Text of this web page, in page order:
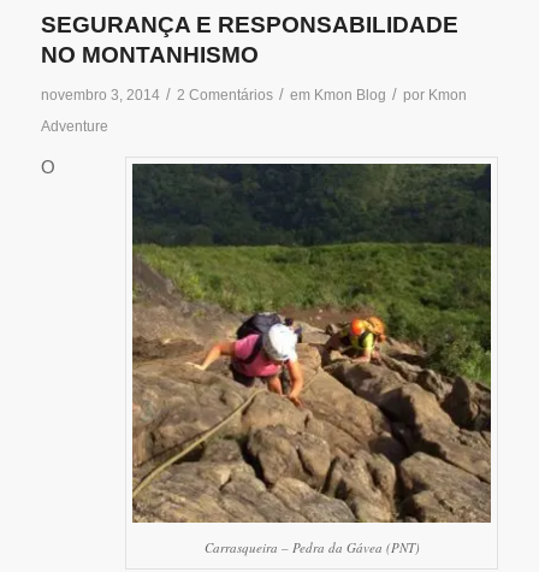
SEGURANÇA E RESPONSABILIDADE
NO MONTANHISMO
novembro 3, 2014 / 2 Comentários / em Kmon Blog / por Kmon
Adventure
Carrasqueira – Pedra da Gávea (PNT)
O